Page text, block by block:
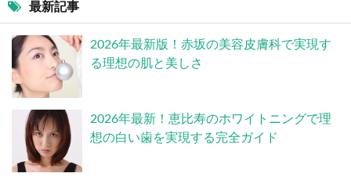
最新記事
2026年最新版！赤坂の美容皮膚科で実現す
る理想の肌と美しさ
2026年最新！恵比寿のホワイトニングで理
想の白い歯を実現する完全ガイド